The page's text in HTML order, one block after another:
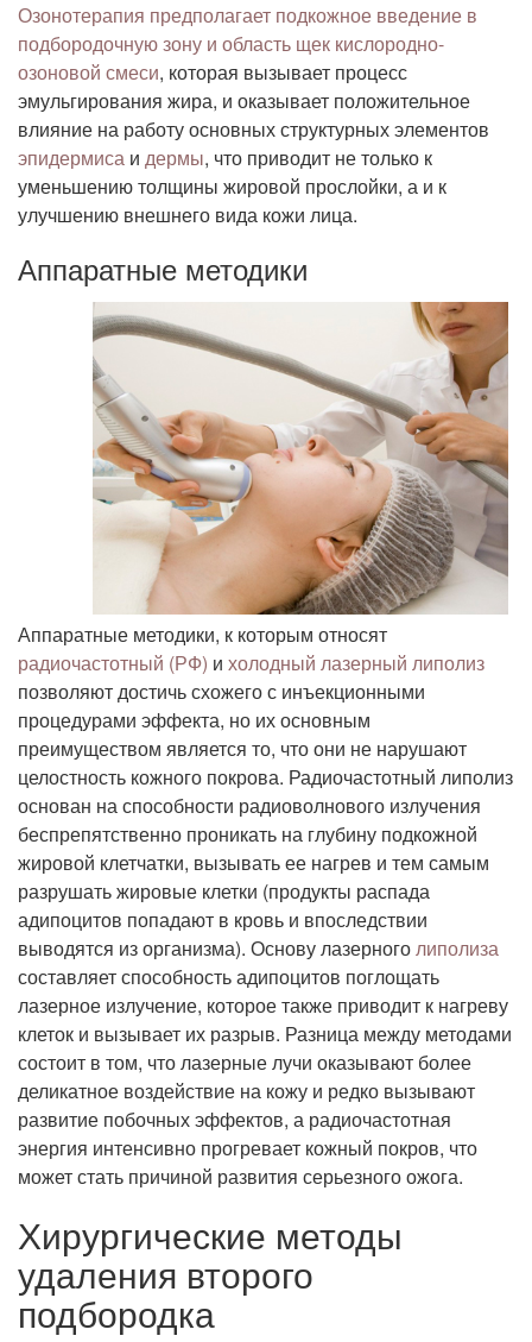
Озонотерапия предполагает подкожное введение в
подбородочную зону и область щек кислородно-
озоновой смеси, которая вызывает процесс
эмульгирования жира, и оказывает положительное
влияние на работу основных структурных элементов
эпидермиса и дермы, что приводит не только к
уменьшению толщины жировой прослойки, а и к
улучшению внешнего вида кожи лица.
Аппаратные методики
Аппаратные методики, к которым относят
радиочастотный (РФ) и холодный лазерный липолиз
позволяют достичь схожего с инъекционными
процедурами эффекта, но их основным
преимуществом является то, что они не нарушают
целостность кожного покрова. Радиочастотный липолиз
основан на способности радиоволнового излучения
беспрепятственно проникать на глубину подкожной
жировой клетчатки, вызывать ее нагрев и тем самым
разрушать жировые клетки (продукты распада
адипоцитов попадают в кровь и впоследствии
выводятся из организма). Основу лазерного липолиза
составляет способность адипоцитов поглощать
лазерное излучение, которое также приводит к нагреву
клеток и вызывает их разрыв. Разница между методами
состоит в том, что лазерные лучи оказывают более
деликатное воздействие на кожу и редко вызывают
развитие побочных эффектов, а радиочастотная
энергия интенсивно прогревает кожный покров, что
может стать причиной развития серьезного ожога.
Хирургические методы
удаления второго
подбородка